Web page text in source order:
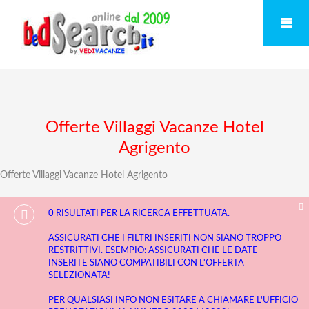
Offerte Villaggi Vacanze Hotel
Agrigento
Offerte Villaggi Vacanze Hotel Agrigento
0 RISULTATI PER LA RICERCA EFFETTUATA.
ASSICURATI CHE I FILTRI INSERITI NON SIANO TROPPO
RESTRITTIVI. ESEMPIO: ASSICURATI CHE LE DATE
INSERITE SIANO COMPATIBILI CON L'OFFERTA
SELEZIONATA!
PER QUALSIASI INFO NON ESITARE A CHIAMARE L'UFFICIO